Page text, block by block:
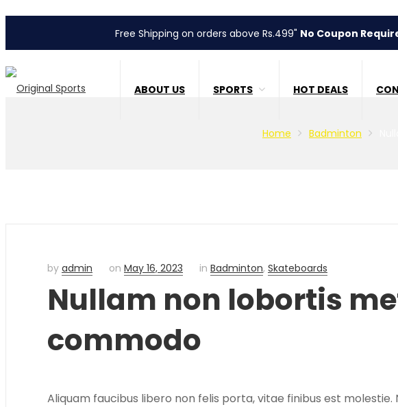
Free Shipping on orders above Rs.499"No Coupon Required.
ABOUT US SPORTS HOT DEALS
Home Badminton
by admin on May 16, 2023 in Badminton, Skateboards
Nullam non lobortis
commodo
Aliquam faucibus libero non felis porta, vitae finibus est